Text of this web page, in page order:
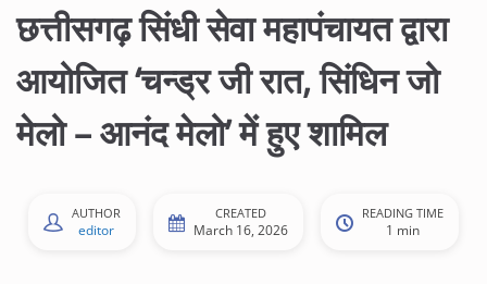
छत्तीसगढ़ सिंधी सेवा महापंचायत द्वारा
आयोजित ‘चन्ड्र जी रात, सिंधिन जो
मेलो – आनंद मेलो’ में हुए शामिल
AUTHOR
editor
CREATED
March 16, 2026
READING TIME
1 min